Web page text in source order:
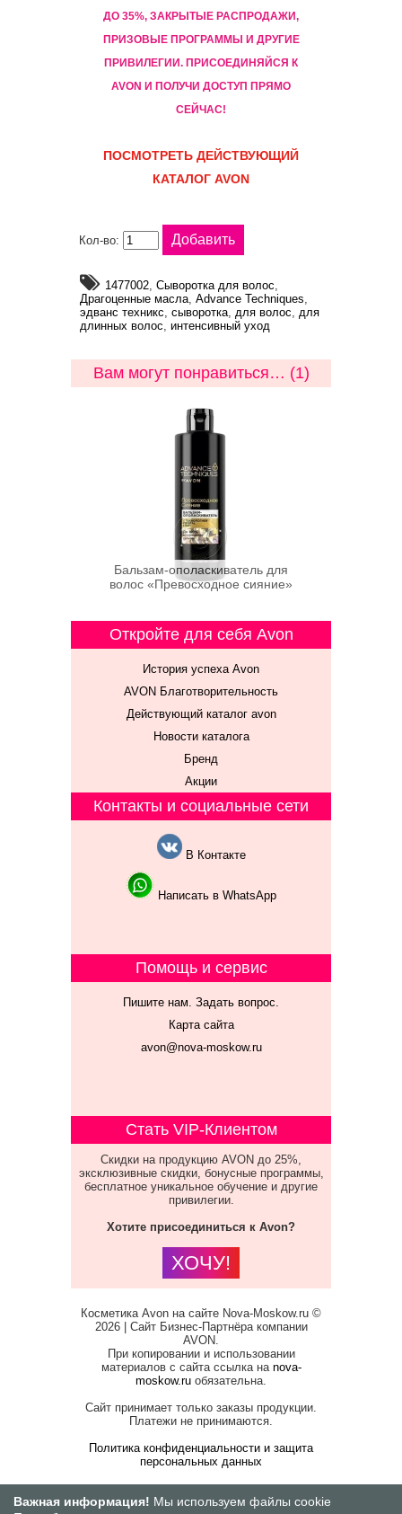
ДО 35%, ЗАКРЫТЫЕ РАСПРОДАЖИ,
ПРИЗОВЫЕ ПРОГРАММЫ И ДРУГИЕ
ПРИВИЛЕГИИ. ПРИСОЕДИНЯЙСЯ К
AVON И ПОЛУЧИ ДОСТУП ПРЯМО
СЕЙЧАС!
ПОСМОТРЕТЬ ДЕЙСТВУЮЩИЙ
КАТАЛОГ AVON
Кол-во:
1477002, Сыворотка для волос,
Драгоценные масла, Advance Techniques,
эдванс техникс, сыворотка, для волос, для
длинных волос, интенсивный уход
Вам могут понравиться… (1)
Бальзам-ополаскиватель для
волос «Превосходное сияние»
Откройте для себя Avon
История успеха Avon
AVON Благотворительность
Действующий каталог avon
Новости каталога
Бренд
Акции
Контакты и социальные сети
В Контакте
Написать в WhatsApp
Помощь и сервис
Пишите нам. Задать вопрос.
Карта сайта
avon@nova-moskow.ru
Стать VIP-Клиентом
Скидки на продукцию AVON до 25%,
эксклюзивные скидки, бонусные программы,
бесплатное уникальное обучение и другие
привилегии.
Хотите присоединиться к Avon?
ХОЧУ!
Косметика Avon на сайте Nova-Moskow.ru ©
2026 | Сайт Бизнес-Партнёра компании
AVON.
При копировании и использовании
материалов с сайта ссылка на nova-
moskow.ru обязательна.
Сайт принимает только заказы продукции.
Платежи не принимаются.
Политика конфиденциальности и защита
персональных данных
Важная информация! Мы используем файлы cookie